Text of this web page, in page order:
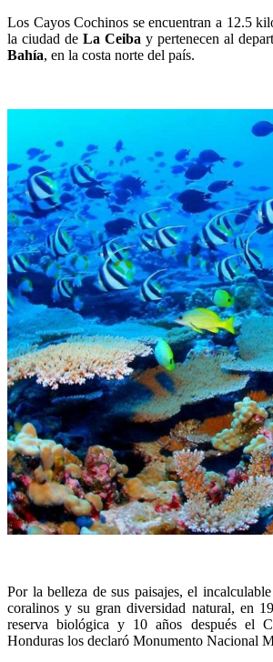
Los Cayos Cochinos se encuentran a 12.5
la ciudad de La Ceiba y pertenecen al
Bahía, en la costa norte del país.
Por la belleza de sus paisajes, el
coralinos y su gran diversidad natural, en
reserva biológica y 10 años después el
Honduras los declaró Monumento Nacional